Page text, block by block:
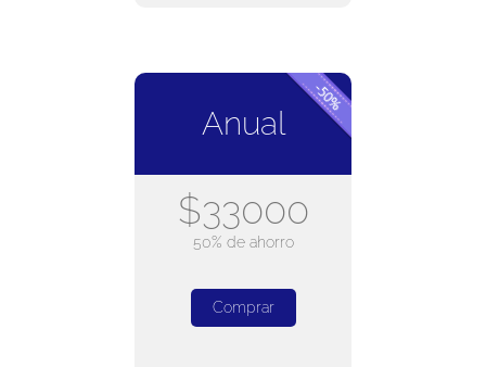
Anual
$33000
50% de ahorro
Comprar